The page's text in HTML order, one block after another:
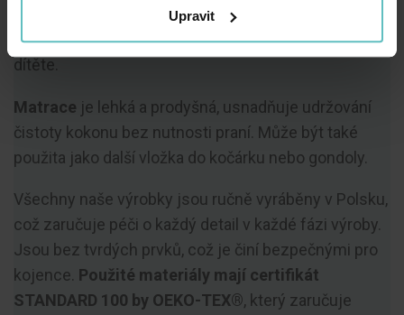
Upravit
chladnějších dnech díky antialergické výplni, která
zajišťuje správnou termoregulaci a klidný spánek
dítěte.
Matrace je lehká a prodyšná, usnadňuje udržování
čistoty kokonu bez nutnosti praní. Může být také
použita jako další vložka do kočárku nebo gondoly.
Všechny naše výrobky jsou ručně vyráběny v Polsku,
což zaručuje péči o každý detail v každé fázi výroby.
Jsou bez tvrdých prvků, což je činí bezpečnými pro
kojence. Použité materiály mají certifikát
STANDARD 100 by OEKO-TEX®, který zaručuje